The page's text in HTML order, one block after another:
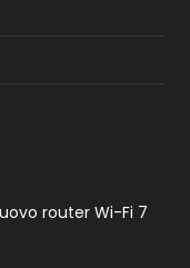
router Wi-Fi 7